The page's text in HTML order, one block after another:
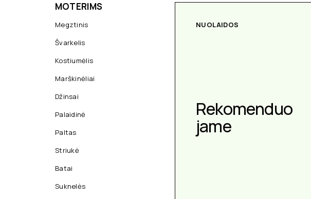
MOTERIMS
Megztinis
Švarkelis
Kostiumėlis
Marškinėliai
Džinsai
Palaidinė
Paltas
Striukė
Batai
Suknelės
NUOLAIDOS
Rekomenduo
jame